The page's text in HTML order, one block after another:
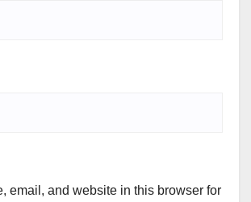
email, and website in this browser for